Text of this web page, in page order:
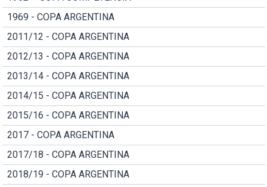
1969 - COPA ARGENTINA
2011/12 - COPA ARGENTINA
2012/13 - COPA ARGENTINA
2013/14 - COPA ARGENTINA
2014/15 - COPA ARGENTINA
2015/16 - COPA ARGENTINA
2017 - COPA ARGENTINA
2017/18 - COPA ARGENTINA
2018/19 - COPA ARGENTINA